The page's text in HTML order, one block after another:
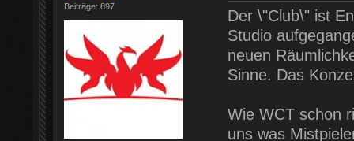
Beiträge: 897
Der \"Club\" ist
Studio
neuen
Sinne. Das
Wie WCT schon
uns was